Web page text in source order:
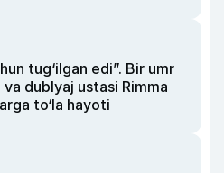
tug‘ilgan edi”. Bir umr
dublyaj ustasi Rimma
to‘la hayoti